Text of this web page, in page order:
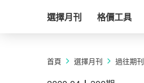
選擇月刊 格價工具
首頁 選擇月刊 過往期刊